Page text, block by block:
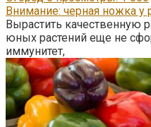
Внимание: черная ножка у
Вырастить качественную
юных растений еще не
иммунитет,